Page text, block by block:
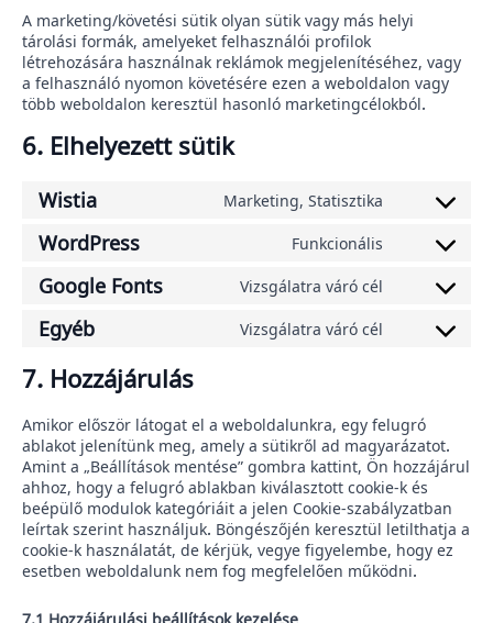
A marketing/követési sütik olyan sütik vagy más helyi
tárolási formák, amelyeket felhasználói profilok
létrehozására használnak reklámok megjelenítéséhez, vagy
a felhasználó nyomon követésére ezen a weboldalon vagy
több weboldalon keresztül hasonló marketingcélokból.
6. Elhelyezett sütik
Wistia Marketing, Statisztika
Consent
service
WordPress Funkcionális
Consent
service
Google Fonts Vizsgálatra váró cél
Consent
service
Egyéb Vizsgálatra váró cél
Consent
7. Hozzájárulás
Amikor először látogat el a weboldalunkra, egy felugró
ablakot jelenítünk meg, amely a sütikről ad magyarázatot.
Amint a „Beállítások mentése” gombra kattint, Ön hozzájárul
ahhoz, hogy a felugró ablakban kiválasztott cookie-k és
beépülő modulok kategóriáit a jelen Cookie-szabályzatban
leírtak szerint használjuk. Böngészőjén keresztül letilthatja a
cookie-k használatát, de kérjük, vegye figyelembe, hogy ez
esetben weboldalunk nem fog megfelelően működni.